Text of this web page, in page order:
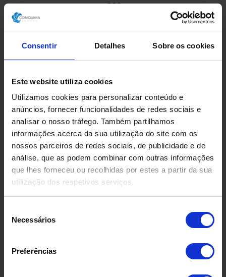
Consentir Detalhes Sobre os cookies
Este website utiliza cookies
Utilizamos cookies para personalizar conteúdo e
anúncios, fornecer funcionalidades de redes sociais e
analisar o nosso tráfego. Também partilhamos
informações acerca da sua utilização do site com os
nossos parceiros de redes sociais, de publicidade e de
análise, que as podem combinar com outras informações
que lhes forneceu ou recolhidas por estes a partir da sua
utilização dos respetivos serviços.
Necessários
Preferências
Peso
200
Condição
Fabricado por
GIUSTI
Solicite aqui o seu orçamento
Descarregue a ficha técnica